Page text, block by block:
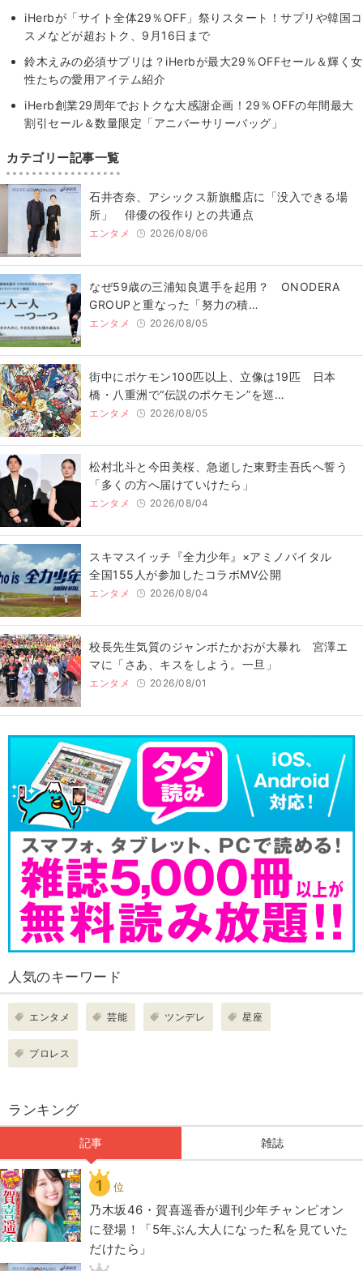
iHerbが「サイト全体29％OFF」祭りスタート！サプリや韓国コ
スメなどが超おトク、9月16日まで
鈴木えみの必須サプリは？iHerbが最大29％OFFセール＆輝く⼥
性たちの愛用アイテム紹介
iHerb創業29周年でおトクな大感謝企画！29％OFFの年間最大
割引セール＆数量限定「アニバーサリーバッグ」
カテゴリー記事一覧
石井杏奈、アシックス新旗艦店に「没入できる場
所」 俳優の役作りとの共通点
エンタメ 2026/08/06
なぜ59歳の三浦知良選手を起用？ ONODERA
GROUPと重なった「努力の積…
エンタメ 2026/08/05
街中にポケモン100匹以上、立像は19匹 日本
橋・八重洲で“伝説のポケモン”を巡…
エンタメ 2026/08/05
松村北斗と今田美桜、急逝した東野圭吾氏へ誓う
「多くの方へ届けていけたら」
エンタメ 2026/08/04
スキマスイッチ『全力少年』×アミノバイタル
全国155人が参加したコラボMV公開
エンタメ 2026/08/04
校長先生気質のジャンボたかおが大暴れ 宮澤エ
マに「さあ、キスをしよう。一旦」
エンタメ 2026/08/01
人気のキーワード
エンタメ 芸能 ツンデレ 星座
プロレス
ランキング
記事 雑誌
1 位
乃木坂46・賀喜遥香が週刊少年チャンピオン
に登場！「5年ぶん大人になった私を見ていた
だけたら」